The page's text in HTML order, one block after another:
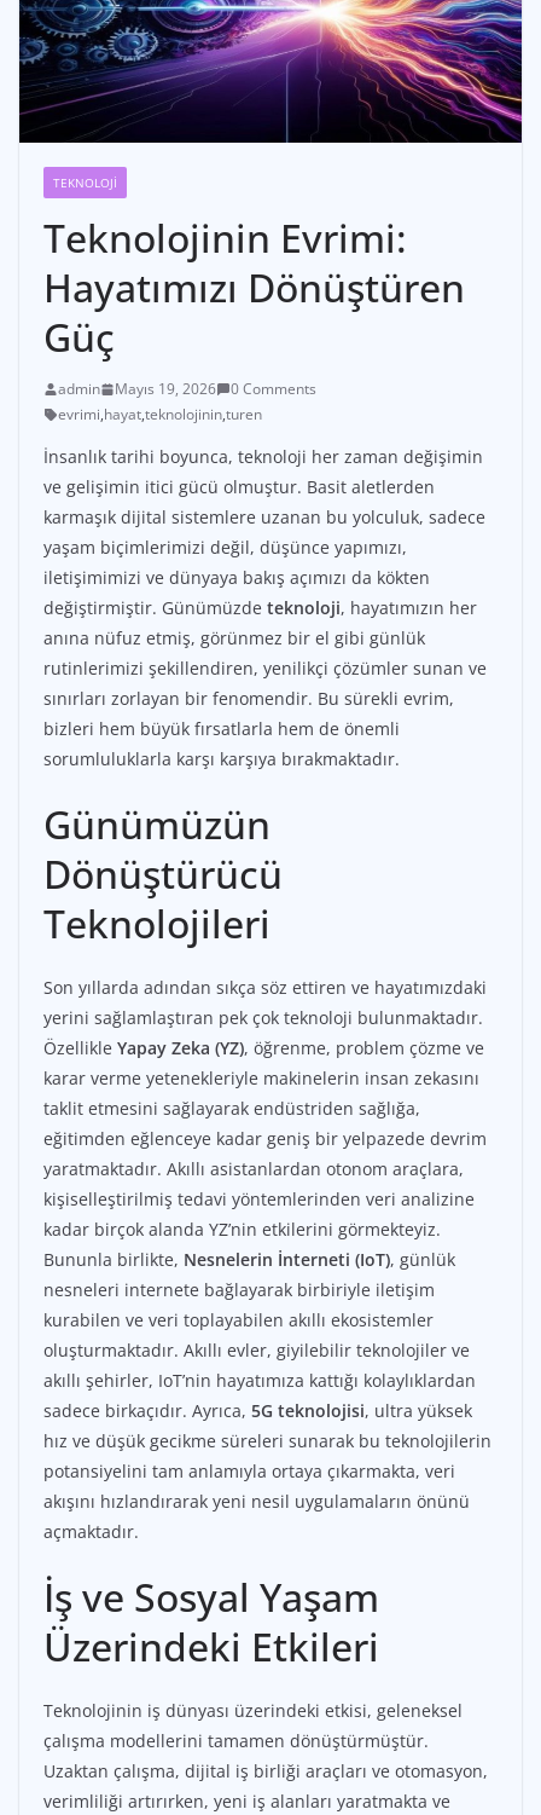
TEKNOLOJI
Teknolojinin Evrimi:
Hayatımızı Dönüştüren
Güç
admin Mayıs 19, 2026
0 Comments
evrimi,hayat,teknolojinin,turen
İnsanlık tarihi boyunca, teknoloji her zaman değişimin
ve gelişimin itici gücü olmuştur. Basit aletlerden
karmaşık dijital sistemlere uzanan bu yolculuk, sadece
yaşam biçimlerimizi değil, düşünce yapımızı,
iletişimimizi ve dünyaya bakış açımızı da kökten
değiştirmiştir. Günümüzde teknoloji, hayatımızın her
anına nüfuz etmiş, görünmez bir el gibi günlük
rutinlerimizi şekillendiren, yenilikçi çözümler sunan ve
sınırları zorlayan bir fenomendir. Bu sürekli evrim,
bizleri hem büyük fırsatlarla hem de önemli
sorumluluklarla karşı karşıya bırakmaktadır.
Günümüzün
Dönüştürücü
Teknolojileri
Son yıllarda adından sıkça söz ettiren ve hayatımızdaki
yerini sağlamlaştıran pek çok teknoloji bulunmaktadır.
Özellikle Yapay Zeka (YZ), öğrenme, problem çözme ve
karar verme yetenekleriyle makinelerin insan zekasını
taklit etmesini sağlayarak endüstriden sağlığa,
eğitimden eğlenceye kadar geniş bir yelpazede devrim
yaratmaktadır. Akıllı asistanlardan otonom araçlara,
kişiselleştirilmiş tedavi yöntemlerinden veri analizine
kadar birçok alanda YZ’nin etkilerini görmekteyiz.
Bununla birlikte, Nesnelerin İnterneti (IoT), günlük
nesneleri internete bağlayarak birbiriyle iletişim
kurabilen ve veri toplayabilen akıllı ekosistemler
oluşturmaktadır. Akıllı evler, giyilebilir teknolojiler ve
akıllı şehirler, IoT’nin hayatımıza kattığı kolaylıklardan
sadece birkaçıdır. Ayrıca, 5G teknolojisi, ultra yüksek
hız ve düşük gecikme süreleri sunarak bu teknolojilerin
potansiyelini tam anlamıyla ortaya çıkarmakta, veri
akışını hızlandırarak yeni nesil uygulamaların önünü
açmaktadır.
İş ve Sosyal Yaşam
Üzerindeki Etkileri
Teknolojinin iş dünyası üzerindeki etkisi, geleneksel
çalışma modellerini tamamen dönüştürmüştür.
Uzaktan çalışma, dijital iş birliği araçları ve otomasyon,
verimliliği artırırken, yeni iş alanları yaratmakta ve